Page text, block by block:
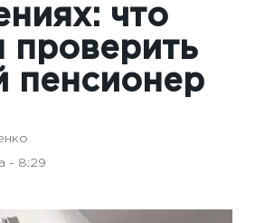
что
проверить
пенсионер
- 8:29